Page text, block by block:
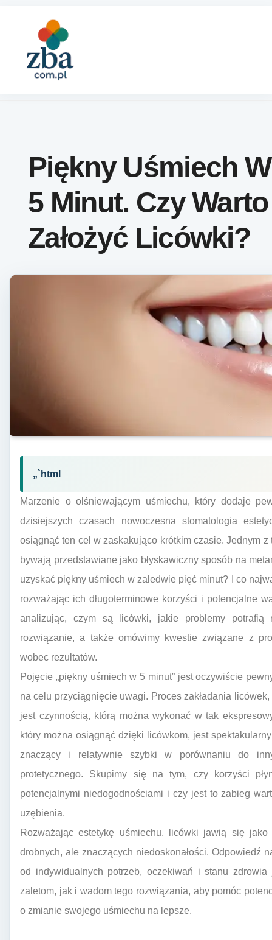
Piękny Uśmiech W
5 Minut. Czy Warto
Założyć Licówki?
„`html
Marzenie o olśniewającym uśmiechu, który dodaje
dzisiejszych czasach nowoczesna stomatologia
osiągnąć ten cel w zaskakująco krótkim czasie. Jednym
bywają przedstawiane jako błyskawiczny sposób na
uzyskać piękny uśmiech w zaledwie pięć minut? I co
rozważając ich długoterminowe korzyści i potencjalne
analizując, czym są licówki, jakie problemy
rozwiązanie, a także omówimy kwestie związane z
wobec rezultatów.
Pojęcie „piękny uśmiech w 5 minut” jest oczywiście
na celu przyciągnięcie uwagi. Proces zakładania
jest czynnością, którą można wykonać w tak
który można osiągnąć dzięki licówkom, jest
znaczący i relatywnie szybki w porównaniu do
protetycznego. Skupimy się na tym, czy korzyści
potencjalnymi niedogodnościami i czy jest to zabieg
uzębienia.
Rozważając estetykę uśmiechu, licówki jawią się
drobnych, ale znaczących niedoskonałości. Odpowiedź
od indywidualnych potrzeb, oczekiwań i stanu
zaletom, jak i wadom tego rozwiązania, aby pomóc
o zmianie swojego uśmiechu na lepsze.